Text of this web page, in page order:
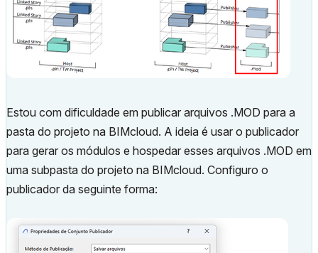
Estou com dificuldade em publicar arquivos .MOD para a
pasta do projeto na BIMcloud. A ideia é usar o publicador
para gerar os módulos e hospedar esses arquivos .MOD em
uma subpasta do projeto na BIMcloud. Configuro o
publicador da seguinte forma: